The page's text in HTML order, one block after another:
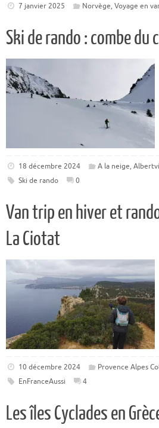
7 janvier 2025 Norvège,Voyage en
Ski de rando : combe du
18 décembre 2024 A la neige,
Ski de rando
0
Van trip en hiver et
La Ciotat
10 décembre 2024 Provence Alpes
EnFranceAussi
4
Les îles Cyclades en